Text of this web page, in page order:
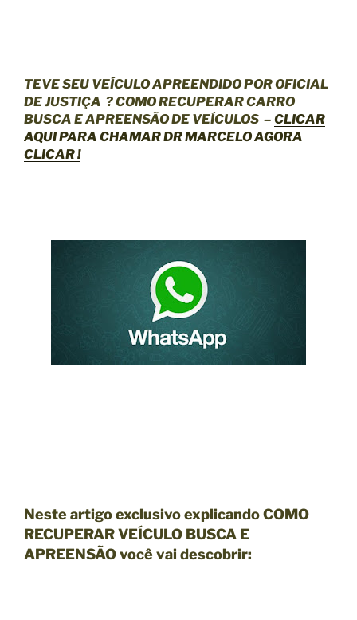
TEVE SEU VEÍCULO APREENDIDO POR OFICIAL
DE JUSTIÇA ? COMO RECUPERAR CARRO
BUSCA E APREENSÃO DE VEÍCULOS – CLICAR
AQUIPARA CHAMAR DR MARCELO AGORA
CLICAR !
Neste artigo exclusivo explicando COMO
RECUPERAR VEÍCULO BUSCA E
APREENSÃO você vai descobrir: